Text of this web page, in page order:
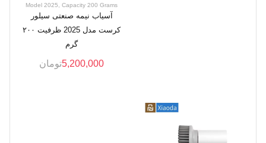
Model 2025, Capacity 200 Grams
آسیاب نیمه صنعتی سیلور
کرست مدل 2025 ظرفیت ۲۰۰
گرم
5,200,000تومان